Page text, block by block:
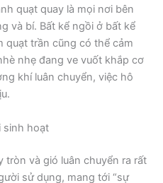
quạt quay là mọi nơi bên
và bí. Bất kể ngồi ở bất kể
quạt trần cũng có thể cảm
nhẹ đang ve vuốt khắp cơ
khí luân chuyển, việc hô
sinh hoạt
tròn và gió luân chuyển ra rất
sử dụng, mang tới “sự